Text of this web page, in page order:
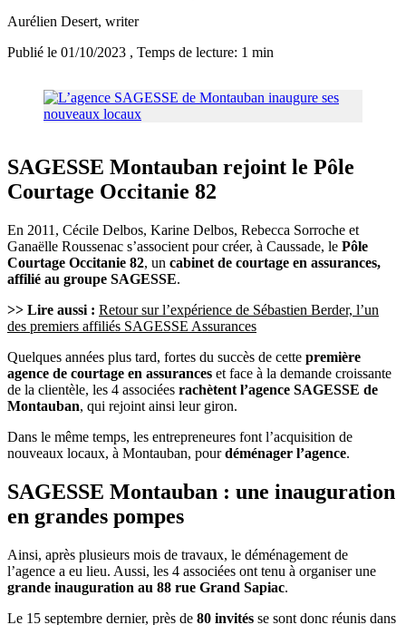
Aurélien Desert, writer
Publié le 01/10/2023 , Temps de lecture: 1 min
SAGESSE Montauban rejoint le Pôle
Courtage Occitanie 82
En 2011, Cécile Delbos, Karine Delbos, Rebecca Sorroche et
Ganaëlle Roussenac s’associent pour créer, à Caussade, le Pôle
Courtage Occitanie 82, un cabinet de courtage en assurances,
affilié au groupe SAGESSE.
>> Lire aussi : Retour sur l’expérience de Sébastien Berder, l’un
des premiers affiliés SAGESSE Assurances
Quelques années plus tard, fortes du succès de cette première
agence de courtage en assurances et face à la demande croissante
de la clientèle, les 4 associées rachètent l’agence SAGESSE de
Montauban, qui rejoint ainsi leur giron.
Dans le même temps, les entrepreneures font l’acquisition de
nouveaux locaux, à Montauban, pourdéménager l’agence.
SAGESSE Montauban : une inauguration
en grandes pompes
Ainsi, après plusieurs mois de travaux, le déménagement de
l’agence a eu lieu. Aussi, les 4 associées ont tenu à organiser une
grande inauguration au 88 rue Grand Sapiac.
Le 15 septembre dernier, près de 80 invités se sont donc réunis dans